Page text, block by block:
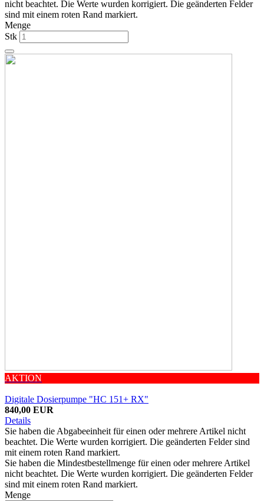
nicht beachtet. Die Werte wurden korrigiert. Die geänderten Felder
sind mit einem roten Rand markiert.
Menge
Stk
AKTION
Digitale Dosierpumpe "HC 151+ RX"
840,00 EUR
Details
Sie haben die Abgabeeinheit für einen oder mehrere Artikel nicht
beachtet. Die Werte wurden korrigiert. Die geänderten Felder sind
mit einem roten Rand markiert.
Sie haben die Mindestbestellmenge für einen oder mehrere Artikel
nicht beachtet. Die Werte wurden korrigiert. Die geänderten Felder
sind mit einem roten Rand markiert.
Menge